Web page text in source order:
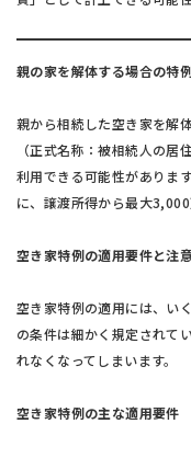
親の家を解体する場合の特
親から相続した空き家を解
（正式名称：被相続人の
利用できる可能性がありま
に、譲渡所得から最大3,000
空き家特例の適用要件と注
空き家特例の適用には、い
の条件は細かく規定されて
れなくなってしまいます。
空き家特例の主な適用要件